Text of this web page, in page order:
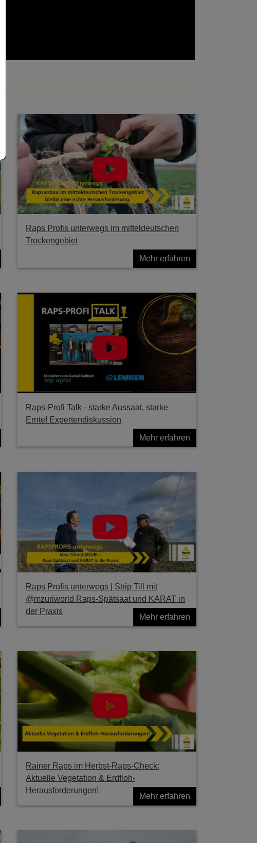
Raps Profis unterwegs im mitteldeutschen
Trockengebiet
Mehr erfahren
Raps-Profi Talk - starke Aussaat, starke
Ernte! Expertendiskussion
Mehr erfahren
Raps Profis unterwegs | Strip Till mit
@mzuriworld Raps-Spätsaat und KARAT in
der Praxis
Mehr erfahren
Rainer Raps im Herbst-Raps-Check:
Aktuelle Vegetation & Erdfloh-
Herausforderungen!
Mehr erfahren